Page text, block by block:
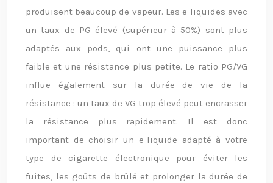
produisent beaucoup de vapeur. Les e-liquides avec
un taux de PG élevé (supérieur à 50%) sont plus
adaptés aux pods, qui ont une puissance plus
faible et une résistance plus petite. Le ratio PG/VG
influe également sur la durée de vie de la
résistance : un taux de VG trop élevé peut encrasser
la résistance plus rapidement. Il est donc
important de choisir un e-liquide adapté à votre
type de cigarette électronique pour éviter les
fuites, les goûts de brûlé et prolonger la durée de